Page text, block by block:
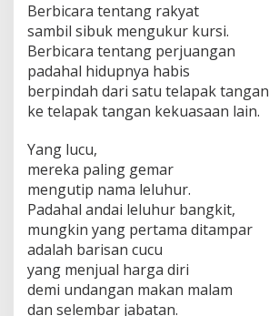
Berbicara tentang rakyat
sambil sibuk mengukur kursi.
Berbicara tentang perjuangan
padahal hidupnya habis
berpindah dari satu telapak tangan
ke telapak tangan kekuasaan lain.
Yang lucu,
mereka paling gemar
mengutip nama leluhur.
Padahal andai leluhur bangkit,
mungkin yang pertama ditampar
adalah barisan cucu
yang menjual harga diri
demi undangan makan malam
dan selembar jabatan.